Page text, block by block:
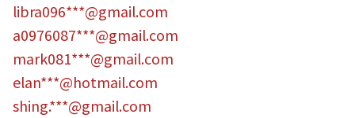
libra096***@gmail.com
a0976087***@gmail.com
mark081***@gmail.com
elan***@hotmail.com
shing.***@gmail.com